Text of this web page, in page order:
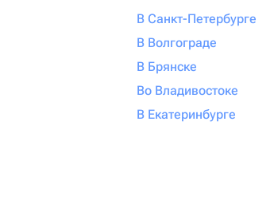
В Санкт-Петербурге
В Волгограде
В Брянске
Во Владивостоке
В Екатеринбурге